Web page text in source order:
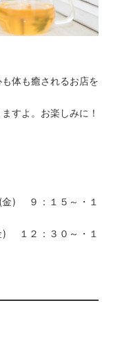
体も癒されるお店を
すよ。お楽しみに！
金) ９：１５～・１
２：３０～・１